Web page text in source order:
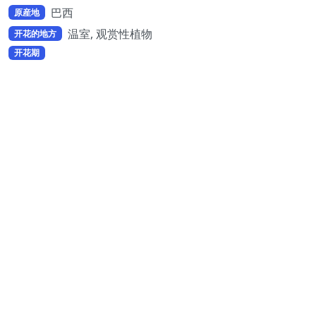
原産地 巴西
开花的地方 温室, 观赏性植物
开花期